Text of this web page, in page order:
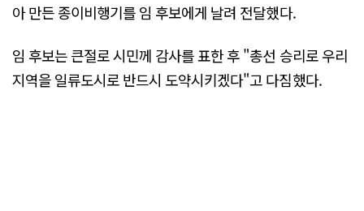
아 만든 종이비행기를 임 후보에게 날려 전달했다.
임 후보는 큰절로 시민께 감사를 표한 후 "총선 승리로 우리
지역을 일류도시로 반드시 도약시키겠다"고 다짐했다.